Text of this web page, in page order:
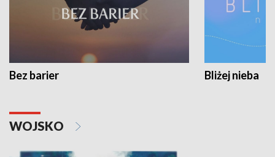
Bez barier Bliżej nieba
WOJSKO